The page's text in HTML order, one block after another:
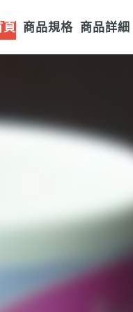
頁 商品規格 商品詳細